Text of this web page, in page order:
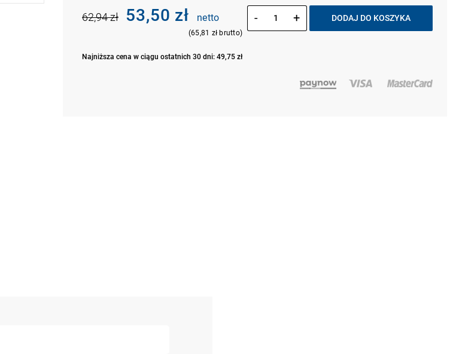
62,94 zł 53,50 zł netto
(65,81 zł brutto)
Najniższa cena w ciągu ostatnich 30 dni: 49,75 zł
- + DODAJ DO KOSZYKA